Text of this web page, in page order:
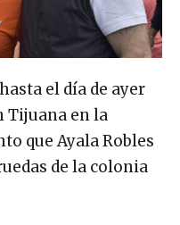
el día de ayer
Tijuana en la
que Ayala Robles
de la colonia